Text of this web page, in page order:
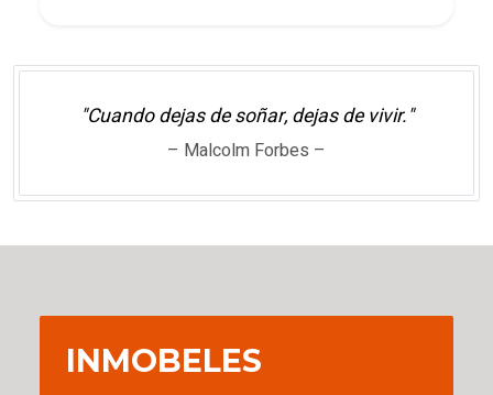
"Cuando dejas de soñar, dejas de vivir."
– Malcolm Forbes –
INMOBELES